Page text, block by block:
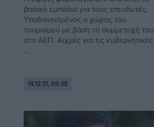
βασικό εμπόδιο για τους επενδυτές.
Υποδανεισμένος ο χώρος του
τουρισμού με βάση τη συμμετοχή του
στο ΑΕΠ. Αιχμές για τις κυβερνητικές
...
14.12.17, 09:38